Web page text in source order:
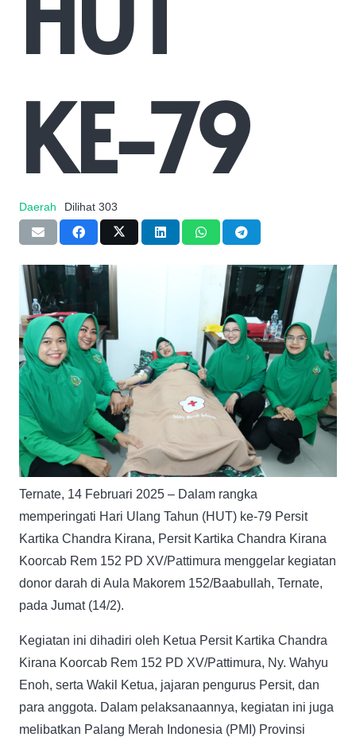
KE-79
Daerah Dilihat 303
Ternate, 14 Februari 2025 – Dalam rangka
memperingati Hari Ulang Tahun (HUT) ke-79 Persit
Kartika Chandra Kirana, Persit Kartika Chandra Kirana
Koorcab Rem 152 PD XV/Pattimura menggelar kegiatan
donor darah di Aula Makorem 152/Baabullah, Ternate,
pada Jumat (14/2).
Kegiatan ini dihadiri oleh Ketua Persit Kartika Chandra
Kirana Koorcab Rem 152 PD XV/Pattimura, Ny. Wahyu
Enoh, serta Wakil Ketua, jajaran pengurus Persit, dan
para anggota. Dalam pelaksanaannya, kegiatan ini juga
melibatkan Palang Merah Indonesia (PMI) Provinsi